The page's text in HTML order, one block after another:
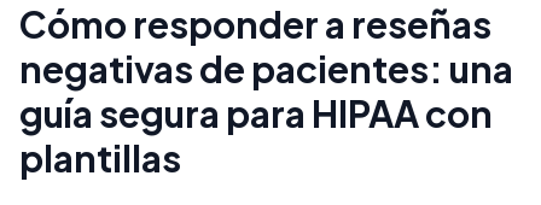
Cómo responder a reseñas
negativas de pacientes: una
guía segura para HIPAA con
plantillas